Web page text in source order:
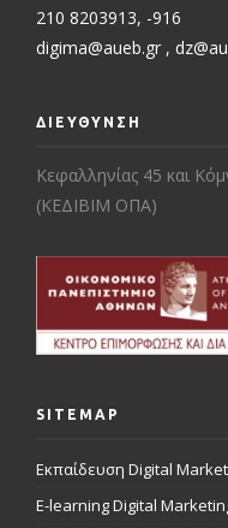
210 8203913, -916
digima@aueb.gr ,
ΔΙΕΥΘΥΝΣΗ
Κεφαλληνίας 45 και
(ΚΕΔΙΒΙΜ ΟΠΑ)
SITEMAP
Εκπαίδευση Digital
E-learning Digital